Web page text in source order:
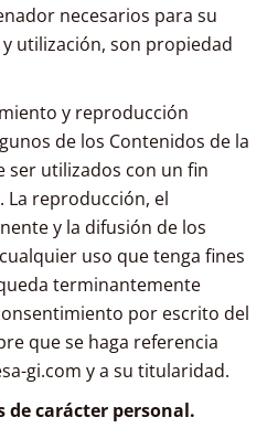
necesarios para su
utilización, son propiedad
y reproducción
de los Contenidos de la
ser utilizados con un fin
La reproducción, el
y la difusión de los
uso que tenga fines
terminantemente
por escrito del
que se haga referencia
gi.com y a su titularidad.
de carácter personal.